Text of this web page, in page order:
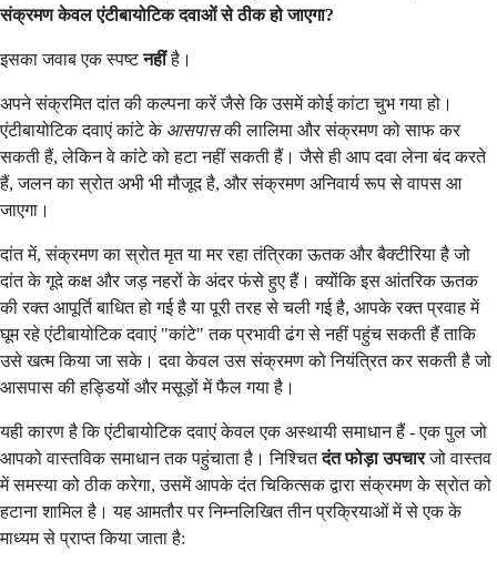
संक्रमण केवल एंटीबायोटिक दवाओं से ठीक हो जाएगा?
इसका जवाब एक स्पष्टनहींहै।
अपने संक्रमित दांत की कल्पना करें जैसे कि उसमें कोई कांटा चुभ गया हो।
एंटीबायोटिक दवाएं कांटे के आसपासकी लालिमा और संक्रमण को साफ कर
सकती हैं, लेकिन वे कांटे को हटा नहीं सकती हैं। जैसे ही आप दवा लेना बंद करते
हैं, जलन का स्रोत अभी भी मौजूद है, और संक्रमण अनिवार्य रूप से वापस आ
जाएगा।
दांत में, संक्रमण का स्रोत मृत या मर रहा तंत्रिका ऊतक और बैक्टीरिया है जो
दांत के गूदे कक्ष और जड़ नहरों के अंदर फंसे हुए हैं। क्योंकि इस आंतरिक ऊतक
की रक्त आपूर्ति बाधित हो गई है या पूरी तरह से चली गई है, आपके रक्त प्रवाह में
घूम रहे एंटीबायोटिक दवाएं "कांटे" तक प्रभावी ढंग से नहीं पहुंच सकती हैं ताकि
उसे खत्म किया जा सके। दवा केवल उस संक्रमण को नियंत्रित कर सकती है जो
आसपास की हड्डियों और मसूड़ों में फैल गया है।
यही कारण है कि एंटीबायोटिक दवाएं केवल एक अस्थायी समाधान हैं - एक पुल जो
आपको वास्तविक समाधान तक पहुंचाता है। निश्चितदंत फोड़ा उपचारजो वास्तव
में समस्या को ठीक करेगा, उसमें आपके दंत चिकित्सक द्वारा संक्रमण के स्रोत को
हटाना शामिल है। यह आमतौर पर निम्नलिखित तीन प्रक्रियाओं में से एक के
माध्यम से प्राप्त किया जाता है: